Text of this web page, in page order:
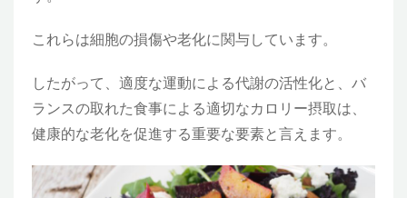
これらは細胞の損傷や老化に関与しています。
したがって、適度な運動による代謝の活性化と、バ
ランスの取れた食事による適切なカロリー摂取は、
健康的な老化を促進する重要な要素と言えます。